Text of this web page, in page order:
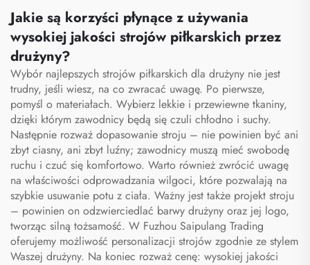
dla personelu
medycznego, organizator
torby pielęgniarskiej,
torby pielęgniarskie
duffel
Jakie są korzyści płynące z używania
wysokiej jakości strojów piłkarskich przez
drużyny?
Wybór najlepszych strojów piłkarskich dla drużyny nie jest
trudny, jeśli wiesz, na co zwracać uwagę. Po pierwsze,
pomyśl o materiałach. Wybierz lekkie i przewiewne tkaniny,
dzięki którym zawodnicy będą się czuli chłodno i suchy.
Następnie rozważ dopasowanie stroju – nie powinien być ani
zbyt ciasny, ani zbyt luźny; zawodnicy muszą mieć swobodę
ruchu i czuć się komfortowo. Warto również zwrócić uwagę
na właściwości odprowadzania wilgoci, które pozwalają na
szybkie usuwanie potu z ciała. Ważny jest także projekt stroju
– powinien on odzwierciedlać barwy drużyny oraz jej logo,
tworząc silną tożsamość. W Fuzhou Saipulang Trading
oferujemy możliwość personalizacji strojów zgodnie ze stylem
Waszej drużyny. Na koniec rozważ cenę: wysokiej jakości